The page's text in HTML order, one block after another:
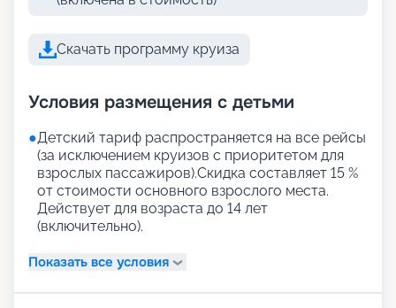
Скачать программу круиза
Условия размещения с детьми
●Детский тариф распространяется на все рейсы
(за исключением круизов с приоритетом для
взрослых пассажиров).Скидка составляет 15 %
от стоимости основного взрослого места.
Действует для возраста до 14 лет
(включительно).
Показать все условия